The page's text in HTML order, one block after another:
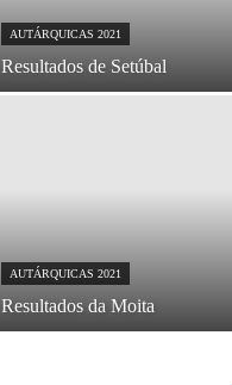
AUTÁRQUICAS 2021
Resultados de Setúbal
AUTÁRQUICAS 2021
Resultados da Moita